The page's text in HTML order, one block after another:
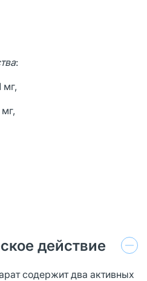
:
мг,
действие
содержит два активных